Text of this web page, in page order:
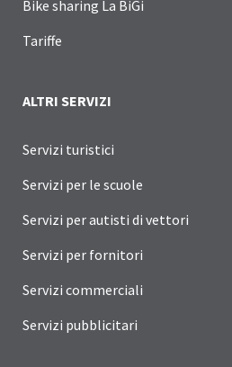
Bike sharing La BiGi
Tariffe
ALTRI SERVIZI
Servizi turistici
Servizi per le scuole
Servizi per autisti di vettori
Servizi per fornitori
Servizi commerciali
Servizi pubblicitari